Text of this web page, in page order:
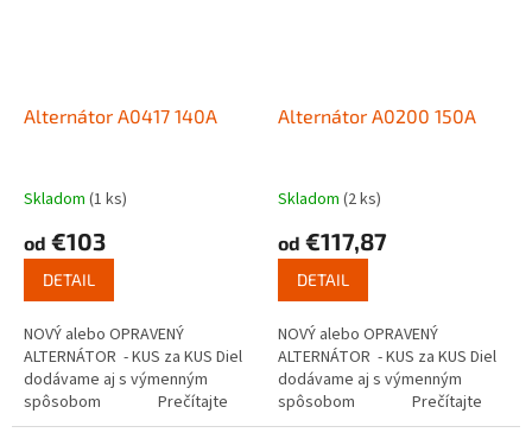
Alternátor A0417 140A
Skladom (1 ks)
od €103
DETAIL
NOVÝ alebo OPRAVENÝ
ALTERNÁTOR - KUS za KUS Diel
dodávame aj s výmenným
spôsobom Prečítajte
si ako...
Alternátor A0200 150A
Skladom (2 ks)
od €117,87
DETAIL
NOVÝ alebo OPRAVENÝ
ALTERNÁTOR - KUS za KUS Diel
dodávame aj s výmenným
spôsobom Prečítajte
si ako...